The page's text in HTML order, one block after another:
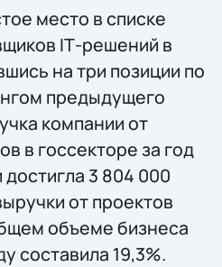
место в списке
IТ-решений в
на три позиции по
предыдущего
компании от
в госсекторе за год
3 804 000
от проектов
объеме бизнеса
составила 19,3%.